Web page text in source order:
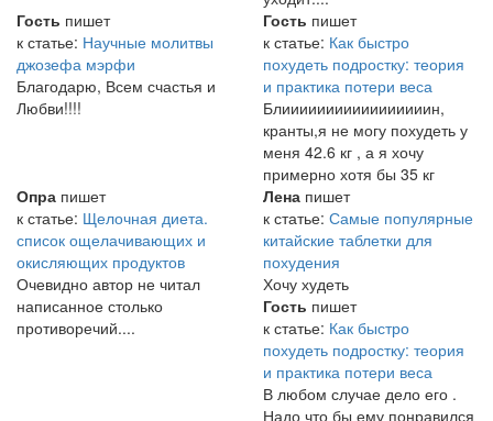
Гость пишет
к статье: Научные молитвы
джозефа мэрфи
Благодарю, Всем счастья и
Любви!!!!
Гость пишет
к статье: Как быстро
похудеть подростку: теория
и практика потери веса
Блииииииииииииииииин,
кранты,я не могу похудеть у
меня 42.6 кг , а я хочу
примерно хотя бы 35 кг
Опра пишет
к статье: Щелочная диета.
список ощелачивающих и
окисляющих продуктов
Очевидно автор не читал
написанное столько
противоречий....
Лена пишет
к статье: Самые популярные
китайские таблетки для
похудения
Хочу худеть
Гость пишет
к статье: Как быстро
похудеть подростку: теория
и практика потери веса
В любом случае дело его .
Надо что бы ему понравился